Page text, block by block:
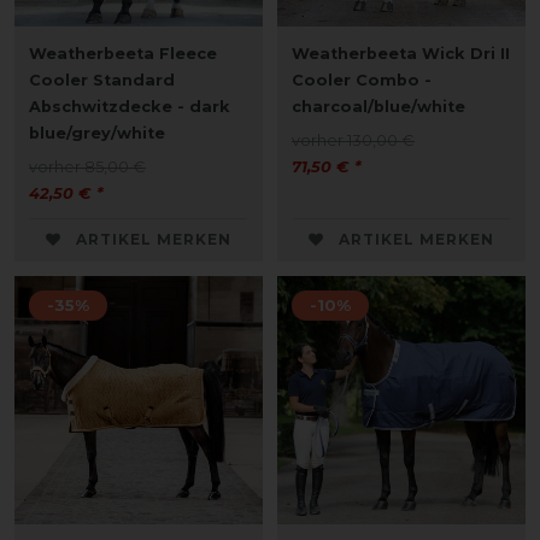
Weatherbeeta Fleece
Cooler Standard
Abschwitzdecke - dark
blue/grey/white
42,50 € *
ARTIKEL MERKEN
Weatherbeeta Wick Dri II
Cooler Combo -
charcoal/blue/white
71,50 € *
ARTIKEL MERKEN
-35% -10%